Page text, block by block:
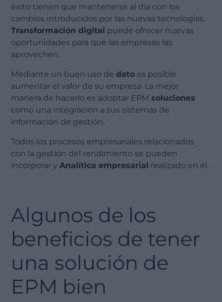
éxito tienen que mantenerse al día con los
cambios introducidos por las nuevas tecnologías.
Transformación digital puede ofrecer nuevas
oportunidades para que las empresas las
aprovechen.
Mediante un buen uso dedato es posible
aumentar el valor de su empresa. La mejor
manera de hacerlo es adoptar EPMsoluciones
como una integración a sus sistemas de
información de gestión.
Todos los procesos empresariales relacionados
con la gestión del rendimiento se pueden
incorporar yAnalítica empresarial realizado en él.
Algunos de los
beneficios de tener
una solución de
EPM bien